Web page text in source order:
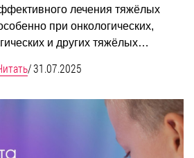
лечения тяжёлых
при онкологических,
и других тяжёлых…
/31.07.2025